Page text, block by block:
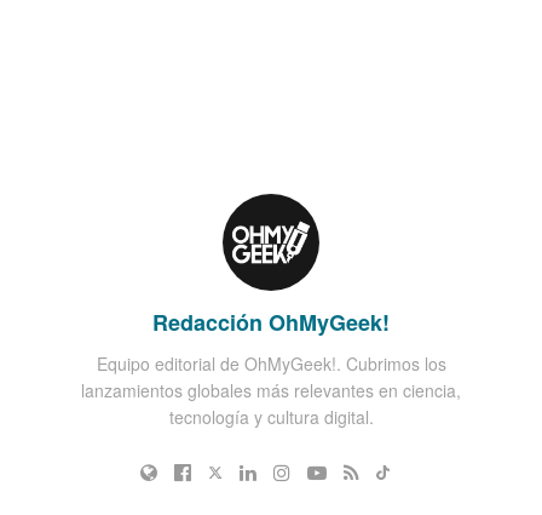
Redacción OhMyGeek!
Equipo editorial de OhMyGeek!. Cubrimos los
lanzamientos globales más relevantes en ciencia,
tecnología y cultura digital.